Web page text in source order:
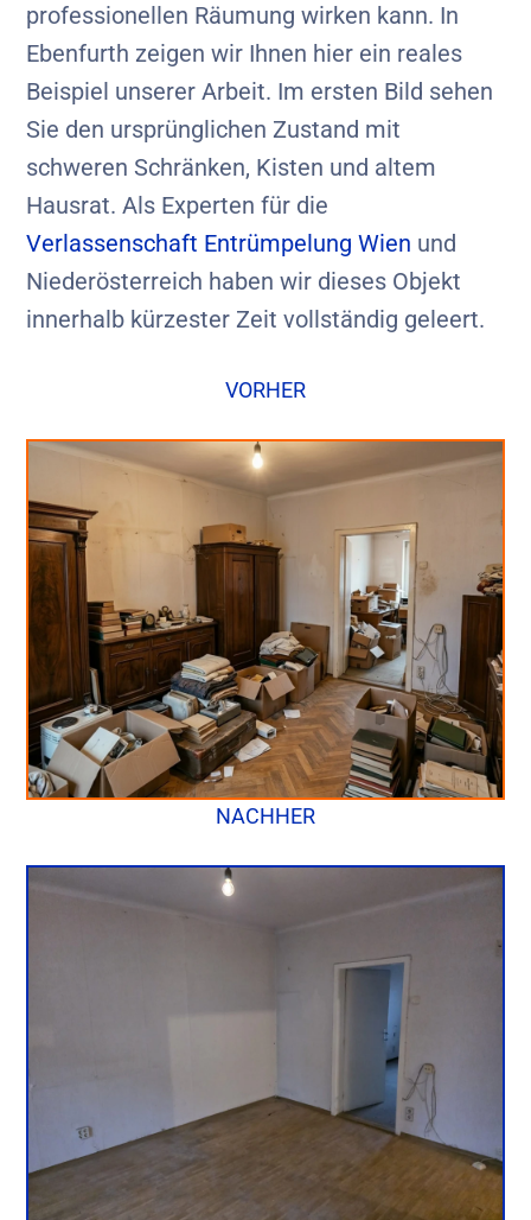
professionellen Räumung wirken kann. In
Ebenfurth zeigen wir Ihnen hier ein reales
Beispiel unserer Arbeit. Im ersten Bild sehen
Sie den ursprünglichen Zustand mit
schweren Schränken, Kisten und altem
Hausrat. Als Experten für die
Verlassenschaft Entrümpelung Wien und
Niederösterreich haben wir dieses Objekt
innerhalb kürzester Zeit vollständig geleert.
VORHER
NACHHER